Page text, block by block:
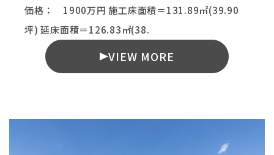
価格： 1900万円 施工床面積＝131.89㎡(39.90
坪) 延床面積＝126.83㎡(38.
VIEW MORE